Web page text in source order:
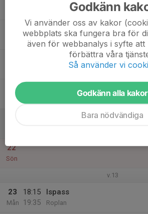
20
Fre
22
Sön
v.13
23
Mån
18:15
19:35
Ispass
Roplan
Godkänn
Vi använder oss av kakor
webbplats ska fungera bra för
även för webbanalys i syfte att
förbättra våra
Så använder vi
Godkänn alla kakor
Bara nödvändiga